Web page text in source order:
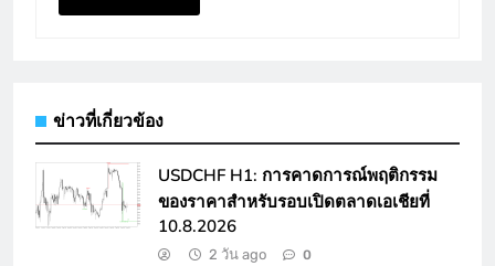
ข่าวที่เกี่ยวข้อง
USDCHF H1: การคาดการณ์พฤติกรรม
ของราคาสำหรับรอบเปิดตลาดเอเชียที่
10.8.2026
2 วัน ago 0